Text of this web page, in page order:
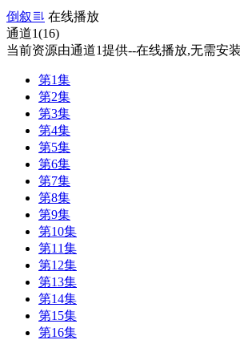
倒叙
在线播放
通道1(16)
当前资源由通道1提供--在线播放,无需安
第1集
第2集
第3集
第4集
第5集
第6集
第7集
第8集
第9集
第10集
第11集
第12集
第13集
第14集
第15集
第16集